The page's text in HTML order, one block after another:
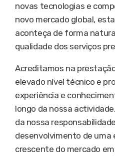
novas tecnologias e
novo mercado global,
aconteça de forma
qualidade dos serviços
Acreditamos na
elevado nível técnico e
experiência e
longo da nossa
da nossa
desenvolvimento de uma
crescente do mercado